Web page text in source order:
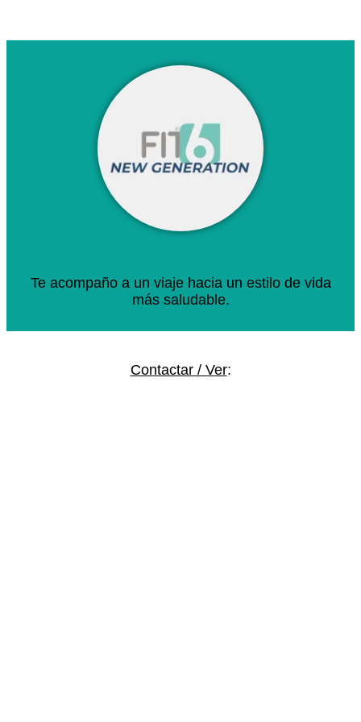
Te acompaño a un viaje hacia un estilo de vida
más saludable.
Contactar / Ver: